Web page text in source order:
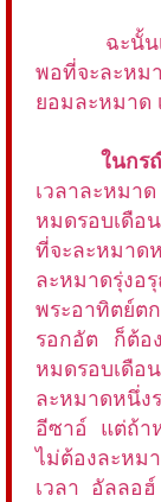
ฉะนั้น
พอที่จะละหม
ยอมละหมาด
ในกร
เวลาละหมา
หมดรอบเดือ
ที่จะละหมา
ละหมาดรุ่ง
พระอาทิตย์ต
รอกอัต ก็ต้อ
หมดรอบเดือ
ละหมาดหนึ่ง
อีซาอ์ แต่ถ้า
ไม่ต้องละห
เวลา อัลลอ